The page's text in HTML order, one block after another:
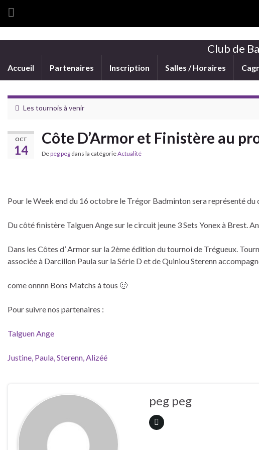
Club de
Accueil Partenaires Inscription Salles / Horaires
Les tournois à venir
OCT
14
Côte D’Armor et Finistère au
Depeg peg dans la catégorieActualité
Pour le Week end du 16 octobre le Trégor Badminton sera représenté du
Du côté finistère Talguen Ange sur le circuit jeune 3 Sets Yonex à Brest.
Dans les Côtes d’ Armor sur la 2ème édition du tournoi de Trégueux.
associée à Darcillon Paula sur la Série D et de Quiniou Sterenn
come onnnn Bons Matchs à tous 🙂
Pour suivre nos partenaires :
Talguen Ange
Justine, Paula, Sterenn, Alizéé
peg peg